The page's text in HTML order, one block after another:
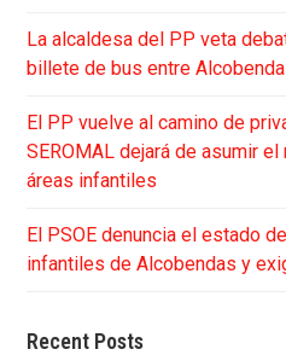
La alcaldesa del PP veta
billete de bus entre
El PP vuelve al camino de
SEROMAL dejará de asumir
áreas infantiles
El PSOE denuncia el estado
infantiles de Alcobendas y
Recent Posts